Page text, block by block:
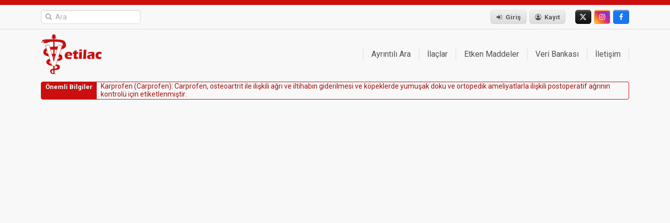
Giriş Kayıt
Ayrıntılı Ara İlaçlar Etken Maddeler Veri Bankası İletişim
Önemli Bilgiler Karprofen (Carprofen): Carprofen, osteoartriti e i işki i ağrı ve i tihabın gideri mesi ve köpekerde yumuşakdoku ve ortopedikame iyatara i işki i postoperatifağrının
kontro ü için etiketenmiştir